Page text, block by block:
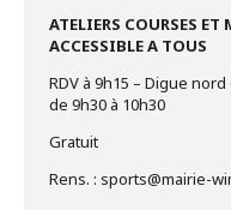
ATELIERS COURSES
ACCESSIBLE A TOUS
RDV à 9h15 – Digue
de 9h30 à 10h30
Gratuit
Rens. : sports@mairie-